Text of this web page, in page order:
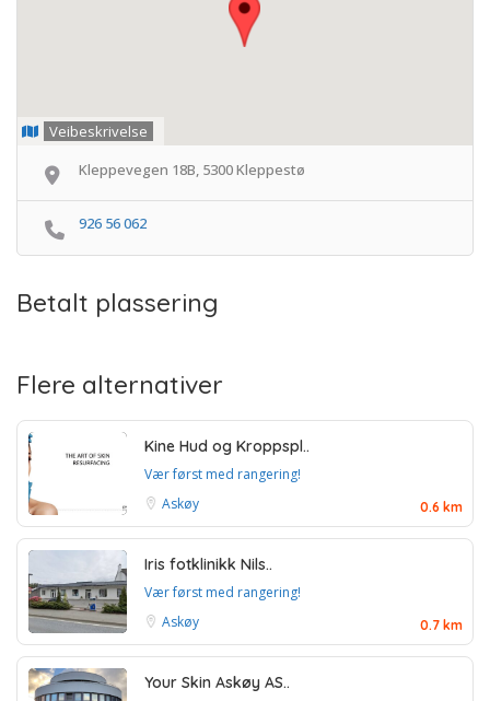
Veibeskrivelse
Kleppevegen 18B, 5300 Kleppestø
926 56 062
Betalt plassering
Flere alternativer
Kine Hud og Kroppspl..
Vær først med rangering!
Askøy
0.6 km
Iris fotklinikk Nils..
Vær først med rangering!
Askøy
0.7 km
Your Skin Askøy AS..